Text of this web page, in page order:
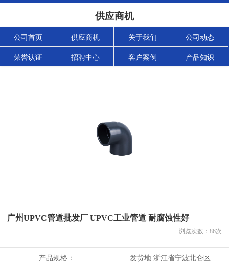
供应商机
公司首页 供应商机 关于我们 公司动态
荣誉认证 招聘中心 客户案例 产品知识
广州UPVC管道批发厂 UPVC工业管道 耐腐蚀性好
浏览次数： 86次
产品规格： 发货地:浙江省宁波北仑区